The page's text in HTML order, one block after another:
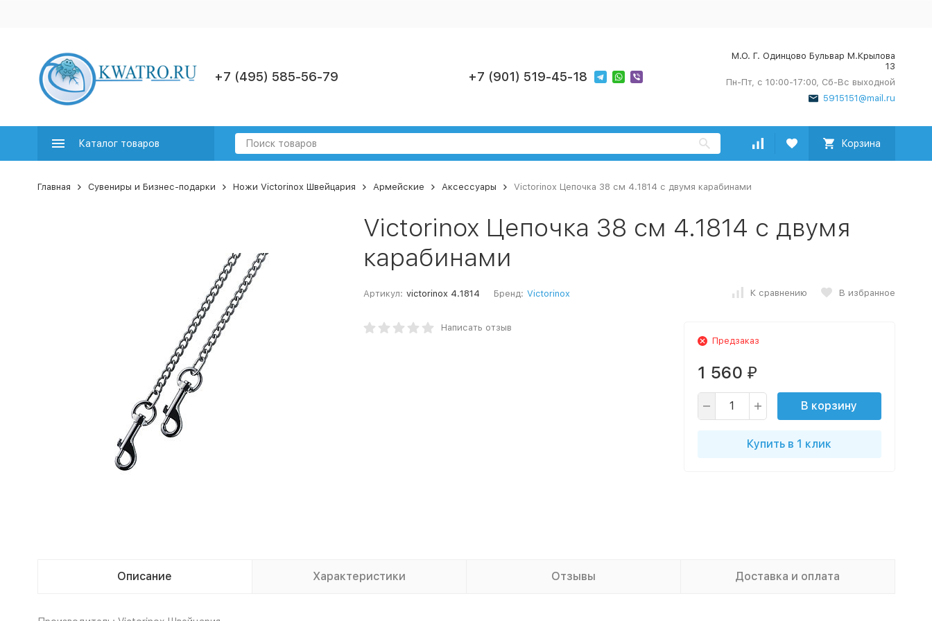
+7 (495) 585-56-79 +7 (901) 519-45-18
М.О. Г. Одинцово Бульвар М.Крылова
13
Пн-Пт, с 10:00-17:00, Сб-Вс выходной
5915151@mail.ru
Каталог товаров Корзина
Главная Сувениры и Бизнес-подарки Ножи Victorinox Швейцария Армейские Аксессуары Victorinox Цепочка 38 см 4.1814 с двумя карабинами
Victorinox Цепочка 38 см 4.1814 с двумя
карабинами
Артикул: victorinox 4.1814 Бренд: Victorinox К сравнению В избранное
Написать отзыв
Предзаказ
1 560 ₽
В корзину
Купить в 1 клик
Описание Характеристики Отзывы Доставка и оплата